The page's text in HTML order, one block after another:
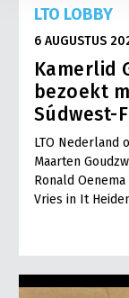
LTO LOBBY
6 AUGUSTUS
Kamerlid
bezoekt
Súdwest-
LTO Nederland
Maarten
Ronald
Vries in It